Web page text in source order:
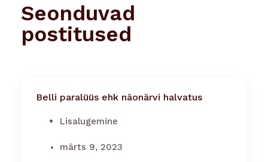
Seonduvad
postitused
Belli paralüüs ehk näonärvi halvatus
Lisalugemine
märts 9, 2023